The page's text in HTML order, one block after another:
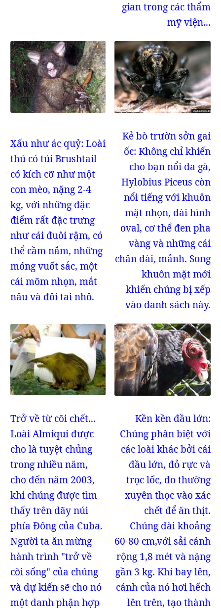
gian trong các thẩm
mỹ viện...
Xấu như ác quỷ: Loài
thú có túi Brushtail
có kích cỡ như một
con mèo, nặng 2-4
kg, với những đặc
điểm rất đặc trưng
như cái đuôi rậm, có
thể cầm nắm, những
móng vuốt sắc, một
cái mõm nhọn, mắt
nâu và đôi tai nhô.
Kẻ bò trườn sởn gai
ốc: Không chỉ khiến
cho bạn nổi da gà,
Hylobius Piceus còn
nổi tiếng với khuôn
mặt nhọn, dài hình
oval, cơ thể đen pha
vàng và những cái
chân dài, mảnh. Song
khuôn mặt mới
khiến chúng bị xếp
vào danh sách này.
Trở về từ cõi chết...
Loài Almiqui được
cho là tuyệt chủng
trong nhiều năm,
cho đến năm 2003,
khi chúng được tìm
thấy trên dãy núi
phía Đông của Cuba.
Người ta ăn mừng
hành trình "trở về
cõi sống" của chúng
và dự kiến sẽ cho nó
một danh phận hợp
Kền kền đầu lớn:
Chúng phân biệt với
các loài khác bởi cái
đầu lớn, đỏ rực và
trọc lốc, do thường
xuyên thọc vào xác
chết để ăn thịt.
Chúng dài khoảng
60-80 cm,với sải cánh
rộng 1,8 mét và nặng
gần 3 kg. Khi bay lên,
cánh của nó hơi hếch
lên trên, tạo thành